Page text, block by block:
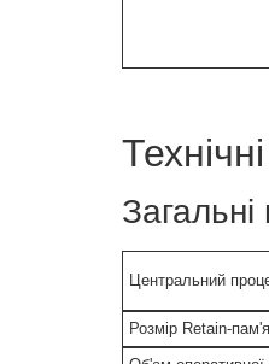
Загальні
Центральний
Розмір Retain-